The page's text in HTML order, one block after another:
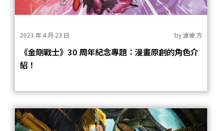
2023 年 4 月 23 日 by波坡 方
《金剛戰士》30 周年紀念專題：漫畫原創的角色介
紹！